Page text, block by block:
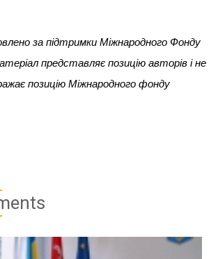
за підтримки Міжнародного Фонду
представляє позицію авторів і не
позицію Міжнародного фонду